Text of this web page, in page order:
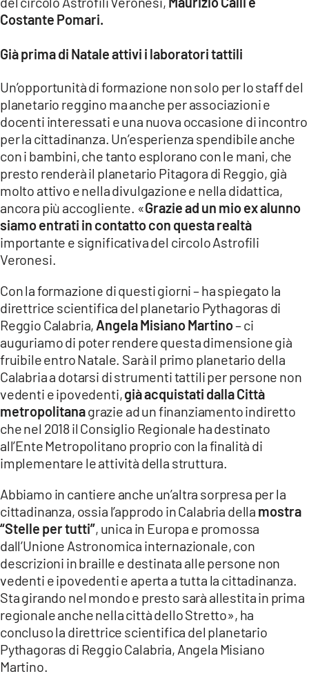
Costante Pomari.
Già prima di Natale attivi i laboratori tattili
Un’opportunità di formazione non solo per lo staff del
planetario reggino ma anche per associazioni e
docenti interessati e una nuova occasione di incontro
per la cittadinanza. Un’esperienza spendibile anche
con i bambini, che tanto esplorano con le mani, che
presto renderà il planetario Pitagora di Reggio, già
molto attivo e nella divulgazione e nella didattica,
ancora più accogliente. «Grazie ad un mio ex alunno
siamo entrati in contatto con questa realtà
importante e significativa del circolo Astrofili
Veronesi.
Con la formazione di questi giorni – ha spiegato la
direttrice scientifica del planetario Pythagoras di
Reggio Calabria, Angela Misiano Martino– ci
auguriamo di poter rendere questa dimensione già
fruibile entro Natale. Sarà il primo planetario della
Calabria a dotarsi di strumenti tattili per persone non
vedenti e ipovedenti,già acquistati dalla Città
metropolitanagrazie ad un finanziamento indiretto
che nel 2018 il Consiglio Regionale ha destinato
all’Ente Metropolitano proprio con la finalità di
implementare le attività della struttura.
Abbiamo in cantiere anche un’altra sorpresa per la
cittadinanza, ossia l’approdo in Calabria della mostra
“Stelle per tutti”, unica in Europa e promossa
dall’Unione Astronomica internazionale, con
descrizioni in braille e destinata alle persone non
vedenti e ipovedenti e aperta a tutta la cittadinanza.
Sta girando nel mondo e presto sarà allestita in prima
regionale anche nella città dello Stretto», ha
concluso la direttrice scientifica del planetario
Pythagoras di Reggio Calabria, Angela Misiano
Martino.